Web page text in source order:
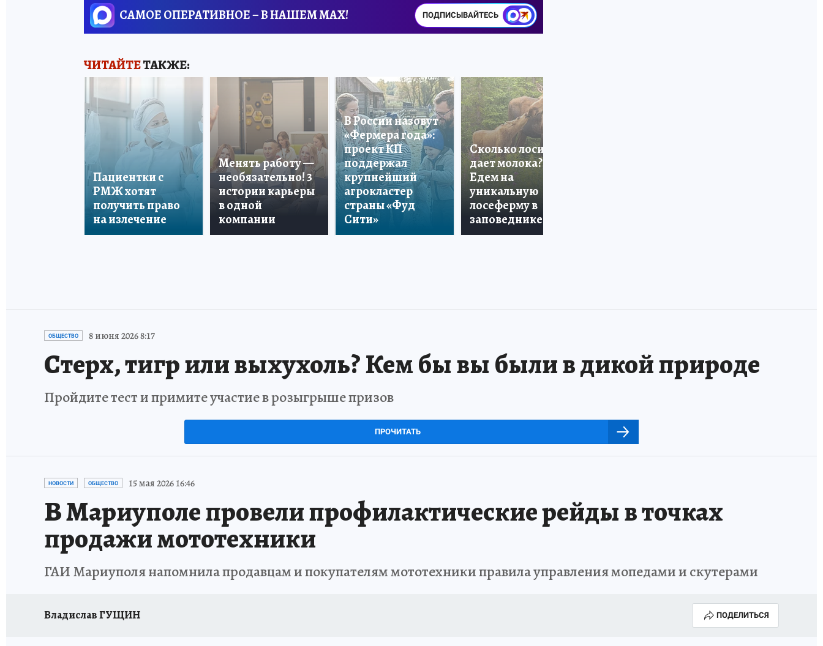
САМОЕ ОПЕРАТИВНОЕ – В НАШЕМ MAX! ПОДПИСЫВАЙТЕСЬ
ЧИТАЙТЕТАКЖЕ:
Пациентки с
РМЖ хотят
получить право
на излечение
Менять работу —
необязательно! 3
истории карьеры
в одной
компании
В России назовут
«Фермера года»:
проект КП
поддержал
крупнейший
агрокластер
страны «Фуд
Сити»
Сколько лосиха
дает молока?
Едем на
уникальную
лосеферму в
заповеднике!
ОБЩЕСТВО 8 июня 2026 8:17
Стерх, тигр или выхухоль? Кем бы вы были в дикой природе
Пройдите тест и примите участие в розыгрыше призов
ПРОЧИТАТЬ
НОВОСТИ ОБЩЕСТВО 15 мая 2026 16:46
В Мариуполе провели профилактические рейды в точках
продажи мототехники
ГАИ Мариуполя напомнила продавцам и покупателям мототехники правила управления мопедами и скутерами
Владислав ГУЩИН ПОДЕЛИТЬСЯ